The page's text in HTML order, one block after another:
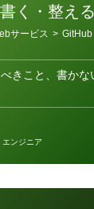
く・整え
サービス > GitHub
きこと、書かな
ンジニア